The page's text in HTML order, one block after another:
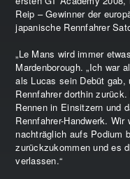
Reip – Gewinner der
japanische Rennfahrer
„Le Mans wird immer
Mardenborough. „Ich war
als Lucas sein Debüt gab,
Rennfahrer dorthin
Rennen in Einsitzern und
Rennfahrer-Handwerk.
nachträglich aufs Podium
zurückzukommen und es
verlassen.“